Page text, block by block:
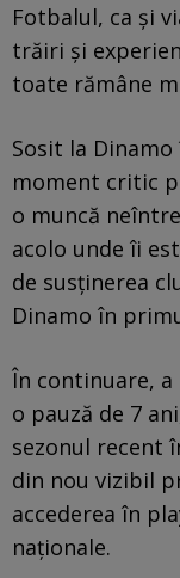
Fotbalul, ca și
trăiri și
toate rămâne
Sosit la
moment critic
o muncă
acolo unde îi
de susținerea
Dinamo în
În continuare, a
o pauză de 7
sezonul recent
din nou vizibil
accederea în
naționale.